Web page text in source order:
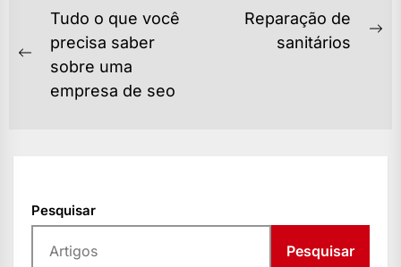
NAVEGAÇÃO
DE
POST
Previous
post:
Tudo o que você
precisa saber
sobre uma
empresa de seo
Reparação de
sanitários
Pesquisar
Pesquisar